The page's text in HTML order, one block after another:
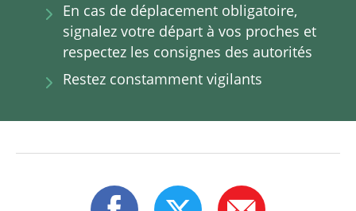
En cas de déplacement obligatoire,
signalez votre départ à vos proches et
respectez les consignes des autorités
Restez constamment vigilants